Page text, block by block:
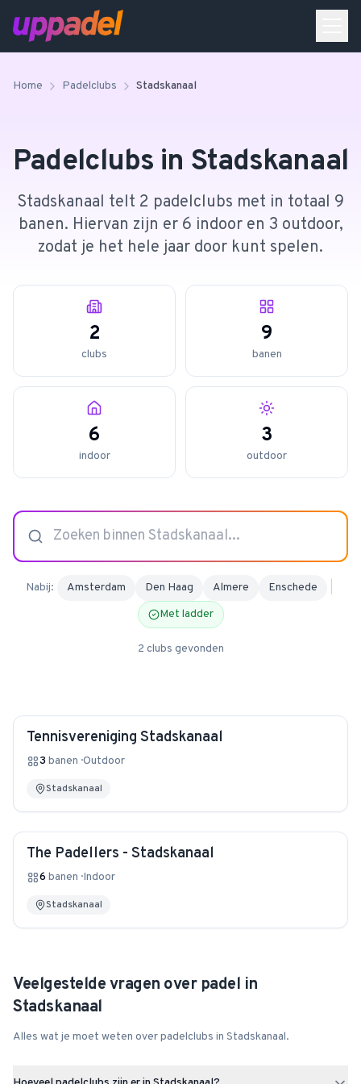
Home Padelclubs Stadskanaal
Padelclubs in Stadskanaal
Stadskanaal telt 2 padelclubs met in totaal 9
banen. Hiervan zijn er 6 indoor en 3 outdoor,
zodat je het hele jaar door kunt spelen.
2
clubs
9
banen
6
indoor
3
outdoor
Nabij: Amsterdam Den Haag Almere Enschede
Met ladder
2 clubs gevonden
Tennisvereniging Stadskanaal
3 banen ·Outdoor
Stadskanaal
The Padellers - Stadskanaal
6 banen ·Indoor
Stadskanaal
Veelgestelde vragen over padel in
Stadskanaal
Alles wat je moet weten over padelclubs in Stadskanaal.